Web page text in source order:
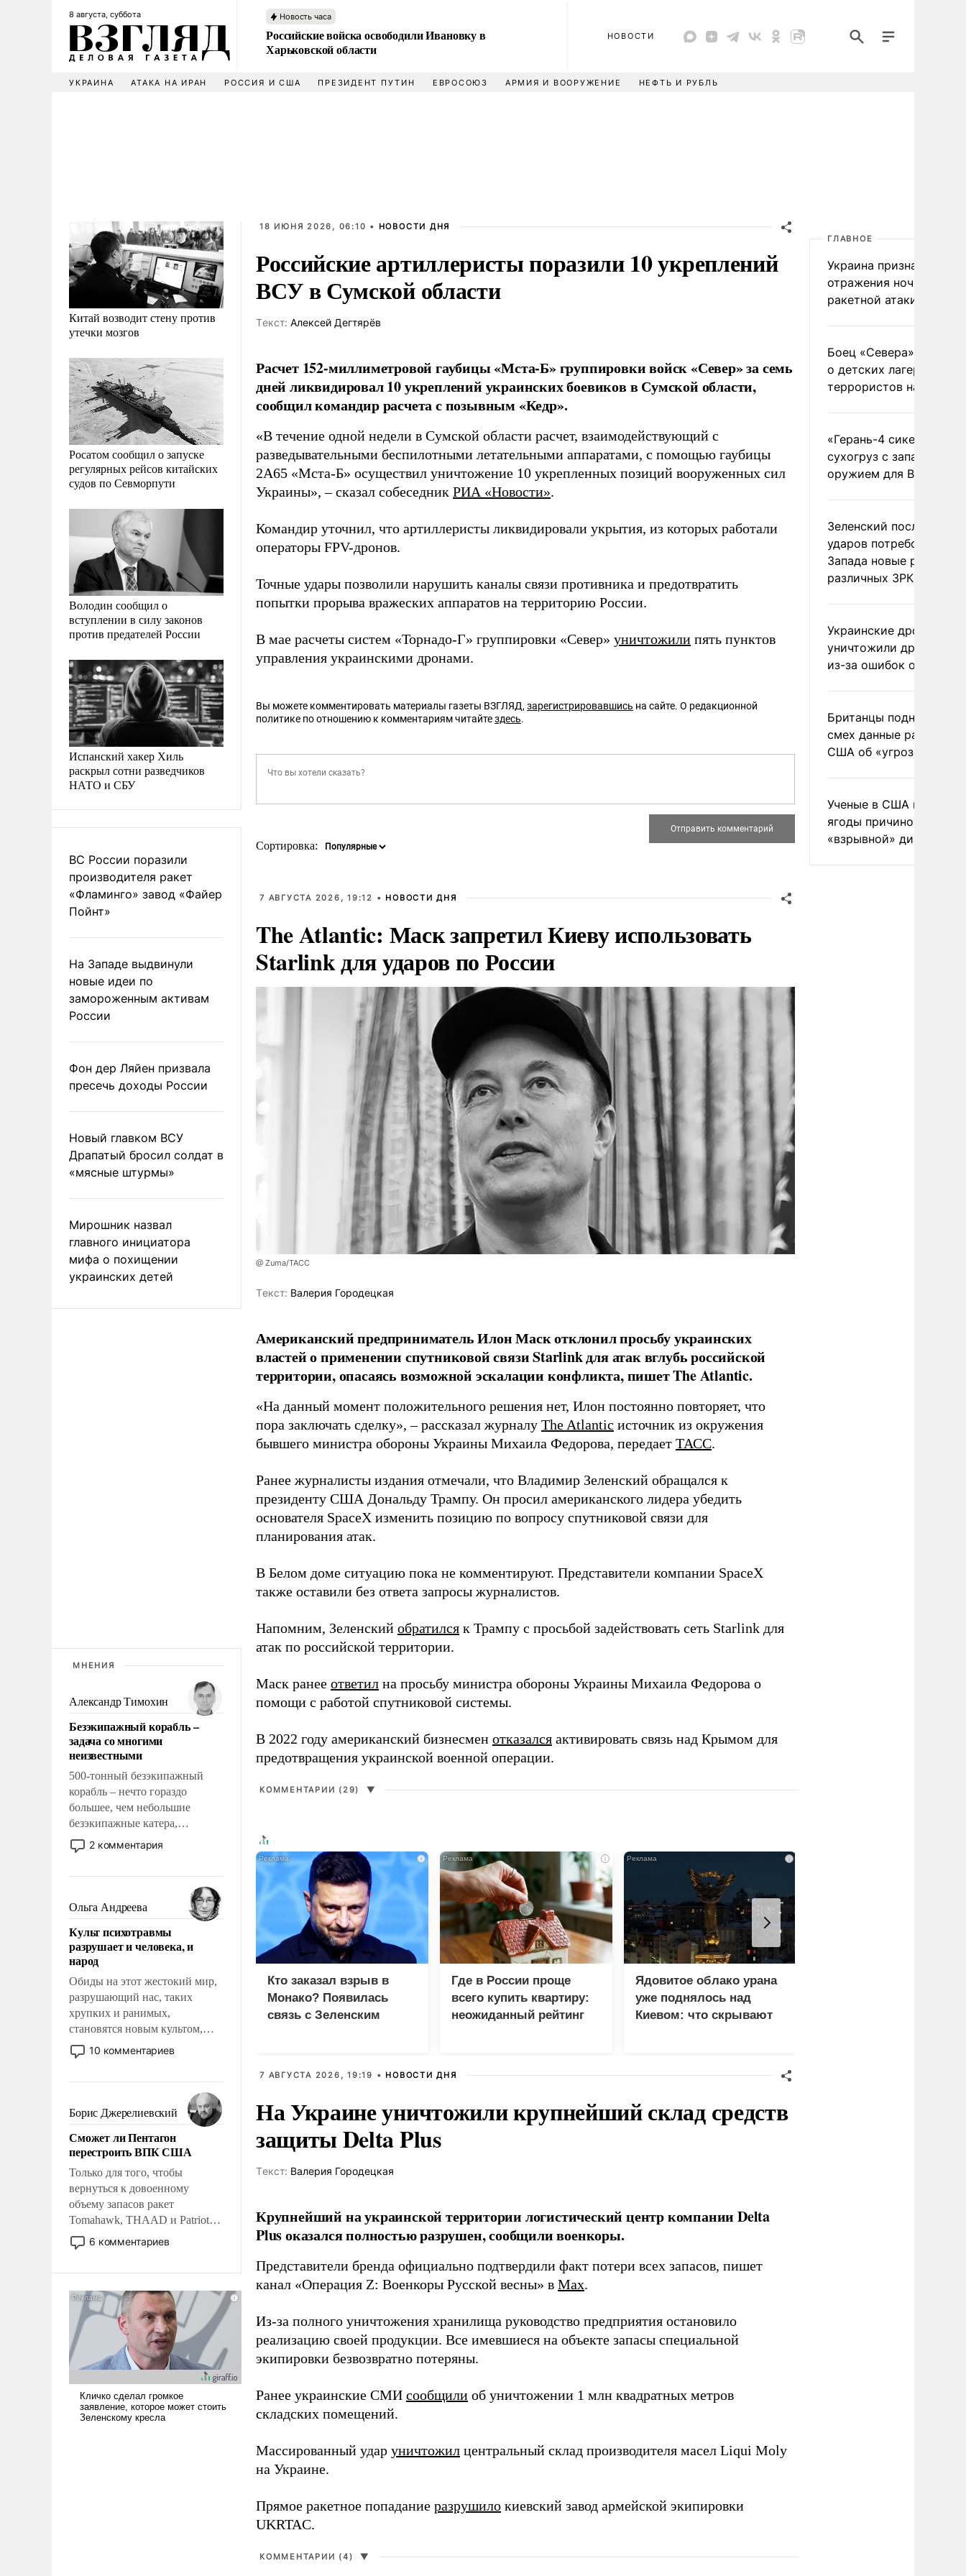
8 августа, суббота Новость часа
Российские войска освободили Ивановку в
Харьковской области
НОВОСТИ
УКРАИНА АТАКА НА ИРАН РОССИЯ И США ПРЕЗИДЕНТ ПУТИН ЕВРОСОЮЗ АРМИЯ И ВООРУЖЕНИЕ НЕФТЬ И РУБЛЬ
Китай возводит стену против
утечки мозгов
Росатом сообщил о запуске
регулярных рейсов китайских
судов по Севморпути
Володин сообщил о
вступлении в силу законов
против предателей России
Испанский хакер Хиль
раскрыл сотни разведчиков
НАТО и СБУ
ВС России поразили
производителя ракет
«Фламинго» завод «Файер
Пойнт»
На Западе выдвинули
новые идеи по
замороженным активам
России
Фон дер Ляйен призвала
пресечь доходы России
Новый главком ВСУ
Драпатый бросил солдат в
«мясные штурмы»
Мирошник назвал
главного инициатора
мифа о похищении
украинских детей
МНЕНИЯ
Александр Тимохин
Безэкипажный корабль –
задача со многими
неизвестными
500-тонный безэкипажный
корабль – нечто гораздо
большее, чем небольшие
безэкипажные катера,
применение которых уже
стало обыденностью. Задача по
сложна и амбициозна. Однако
и ее реализация радикально
поднимет наши боевые
возможности.
2 комментария
Ольга Андреева
Культ психотравмы
разрушает и человека, и
народ
Обиды на этот жестокий мир,
разрушающий нас, таких
хрупких и ранимых,
становятся новым культом,
постепенно вытесняя и
отменяя традиционное
мужественным и твердым под
ударами судьбы, брать на себя
ответственность, помогать
слабым, идти вперед и
адаптироваться.
10 комментариев
Борис Джерелиевский
Сможет ли Пентагон
перестроить ВПК США
Только для того, чтобы
вернуться к довоенному
объему запасов ракет
Tomahawk, THAAD и Patriot
США потребуется более трех
лет. Даже небольшая война с
Сложившаяся ситуация
означает многолетний период
уязвимости США, например,
перед Китаем.
6 комментариев
18 ИЮНЯ 2026, 06:10 • НОВОСТИ ДНЯ
Российские артиллеристы поразили 10 укреплений
ВСУ в Сумской области
Tекст: Алексей Дегтярёв
Расчет 152-миллиметровой гаубицы «Мста-Б» группировки войск «Север» за семь
дней ликвидировал 10 укреплений украинских боевиков в Сумской области,
сообщил командир расчета с позывным «Кедр».
«В течение одной недели в Сумской области расчет, взаимодействующий с
разведывательными беспилотными летательными аппаратами, с помощью гаубицы
2А65 «Мста-Б» осуществил уничтожение 10 укрепленных позиций вооруженных сил
Украины», – сказал собеседник РИА «Новости».
Командир уточнил, что артиллеристы ликвидировали укрытия, из которых работали
операторы FPV-дронов.
Точные удары позволили нарушить каналы связи противника и предотвратить
попытки прорыва вражеских аппаратов на территорию России.
В мае расчеты систем «Торнадо-Г» группировки «Север» уничтожили пять пунктов
управления украинскими дронами.
Вы можете комментировать материалы газеты ВЗГЛЯД, зарегистрировавшись на сайте. О редакционной
политике по отношению к комментариям читайтездесь.
Сортировка:
7 АВГУСТА 2026, 19:12 • НОВОСТИ ДНЯ
The Atlantic: Маск запретил Киеву использовать
Starlink для ударов по России
@ Zuma/ТАСС
Tекст: Валерия Городецкая
Американский предприниматель Илон Маск отклонил просьбу украинских
властей о применении спутниковой связи Starlink для атак вглубь российской
территории, опасаясь возможной эскалации конфликта, пишет The Atlantic.
«На данный момент положительного решения нет, Илон постоянно повторяет, что
пора заключать сделку», – рассказал журналу The Atlantic источник из окружения
бывшего министра обороны Украины Михаила Федорова, передает ТАСС.
Ранее журналисты издания отмечали, что Владимир Зеленский обращался к
президенту США Дональду Трампу. Он просил американского лидера убедить
основателя SpaceX изменить позицию по вопросу спутниковой связи для
планирования атак.
В Белом доме ситуацию пока не комментируют. Представители компании SpaceX
также оставили без ответа запросы журналистов.
Напомним, Зеленский обратился к Трампу с просьбой задействовать сеть Starlink для
атак по российской территории.
Маск ранее ответил на просьбу министра обороны Украины Михаила Федорова о
помощи с работой спутниковой системы.
В 2022 году американский бизнесмен отказался активировать связь над Крымом для
предотвращения украинской военной операции.
КОММЕНТАРИИ (29) ▼
i
Кто заказал взрыв в
Монако? Появилась
связь с Зеленским
i
Где в России проще
всего купить квартиру:
неожиданный рейтинг
i
Ядовитое облако урана
уже поднялось над
Киевом: что скрывают
7 АВГУСТА 2026, 19:19 • НОВОСТИ ДНЯ
На Украине уничтожили крупнейший склад средств
защиты Delta Plus
Tекст: Валерия Городецкая
Крупнейший на украинской территории логистический центр компании Delta
Plus оказался полностью разрушен, сообщили военкоры.
Представители бренда официально подтвердили факт потери всех запасов, пишет
канал «Операция Z: Военкоры Русской весны» в Max.
Из-за полного уничтожения хранилища руководство предприятия остановило
реализацию своей продукции. Все имевшиеся на объекте запасы специальной
экипировки безвозвратно потеряны.
Ранее украинские СМИ сообщили об уничтожении 1 млн квадратных метров
складских помещений.
Массированный удар уничтожил центральный склад производителя масел Liqui Moly
на Украине.
Прямое ракетное попадание разрушило киевский завод армейской экипировки
UKRTAC.
КОММЕНТАРИИ (4) ▼
ГЛАВНОЕ
Украина признала
отражения ночной
ракетной атаки
Боец «Севера»
о детских лагерях
террористов на
«Герань-4 сикер»
сухогруз с западным
оружием для ВСУ
Зеленский после
ударов потребовал у
Запада новые ракеты
различных ЗРК
Украинские дроны
уничтожили друг друга
из-за ошибок
Британцы подняли на
смех данные разведки
США об «угрозе
Ученые в США назвали
ягоды причиной
«взрывной» диареи